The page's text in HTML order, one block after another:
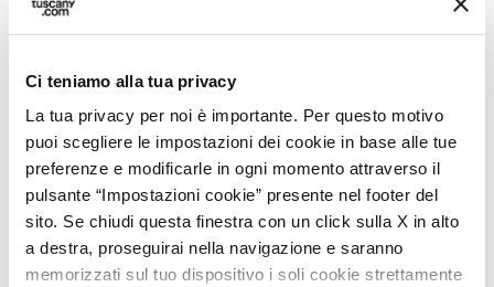
Ci teniamo alla tua privacy
La tua privacy per noi è importante. Per questo motivo
puoi scegliere le impostazioni dei cookie in base alle tue
preferenze e modificarle in ogni momento attraverso il
pulsante “Impostazioni cookie” presente nel footer del
sito. Se chiudi questa finestra con un click sulla X in alto
a destra, proseguirai nella navigazione e saranno
memorizzati sul tuo dispositivo i soli cookie strettamente
Paesaggi
Città d'arte Campagna